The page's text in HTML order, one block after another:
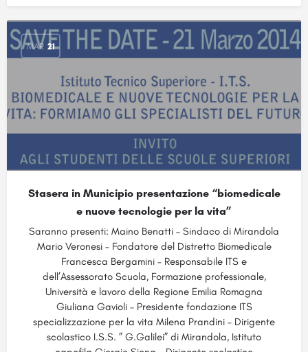
MAR 21
Stasera in Municipio presentazione “biomedicale
e nuove tecnologie per la vita”
Saranno presenti: Maino Benatti – Sindaco di Mirandola
Mario Veronesi – Fondatore del Distretto Biomedicale
Francesca Bergamini – Responsabile ITS e
dell’Assessorato Scuola, Formazione professionale,
Università e lavoro della Regione Emilia Romagna
Giuliana Gavioli – Presidente fondazione ITS
specializzazione per la vita Milena Prandini – Dirigente
scolastico I.S.S. ” G.Galilei” di Mirandola, Istituto